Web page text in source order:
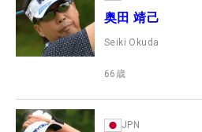
奥田 靖己
Seiki Okuda
66 歳
JPN